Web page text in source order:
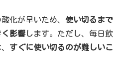
化が早いため、 使い切るまで
影響します。ただし、毎日飲
すぐに使い切るのが難しいこ